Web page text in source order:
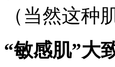
（当然这种
“敏感肌”大